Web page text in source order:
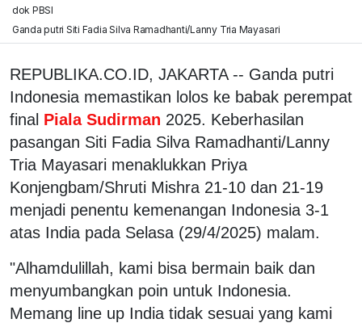
dok PBSI
Ganda putri Siti Fadia Silva Ramadhanti/Lanny Tria Mayasari
REPUBLIKA.CO.ID, JAKARTA -- Ganda putri
Indonesia memastikan lolos ke babak perempat
final Piala Sudirman 2025. Keberhasilan
pasangan Siti Fadia Silva Ramadhanti/Lanny
Tria Mayasari menaklukkan Priya
Konjengbam/Shruti Mishra 21-10 dan 21-19
menjadi penentu kemenangan Indonesia 3-1
atas India pada Selasa (29/4/2025) malam.
"Alhamdulillah, kami bisa bermain baik dan
menyumbangkan poin untuk Indonesia.
Memang line up India tidak sesuai yang kami